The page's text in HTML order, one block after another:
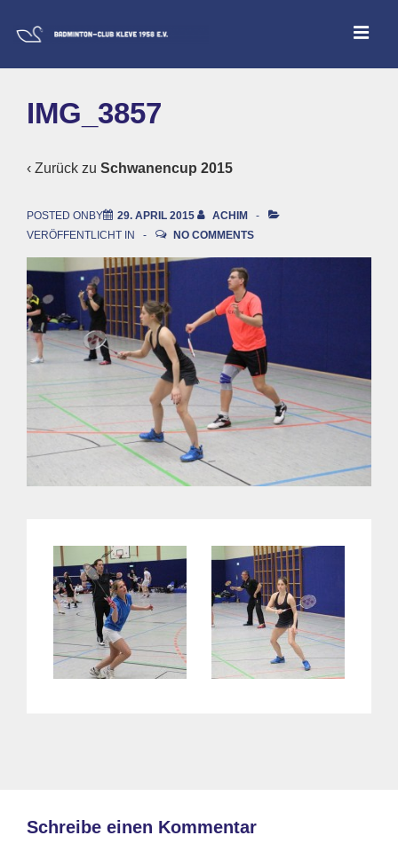
Zum
Navigation
IMG_3857
‹ Zurück zu Schwanencup 2015
POSTED ONBY 29. APRIL 2015
ACHIM
VERÖFFENTLICHT IN
NO COMMENTS
Schreibe einen Kommentar